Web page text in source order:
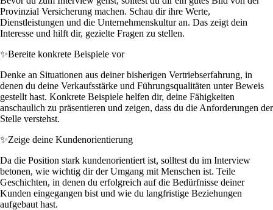
Provinzial Versicherung machen. Schau dir ihre Werte,
Dienstleistungen und die Unternehmenskultur an. Das zeigt dein
Interesse und hilft dir, gezielte Fragen zu stellen.
✨Bereite konkrete Beispiele vor
Denke an Situationen aus deiner bisherigen Vertriebserfahrung, in
denen du deine Verkaufsstärke und Führungsqualitäten unter Beweis
gestellt hast. Konkrete Beispiele helfen dir, deine Fähigkeiten
anschaulich zu präsentieren und zeigen, dass du die Anforderungen der
Stelle verstehst.
✨Zeige deine Kundenorientierung
Da die Position stark kundenorientiert ist, solltest du im Interview
betonen, wie wichtig dir der Umgang mit Menschen ist. Teile
Geschichten, in denen du erfolgreich auf die Bedürfnisse deiner
Kunden eingegangen bist und wie du langfristige Beziehungen
aufgebaut hast.